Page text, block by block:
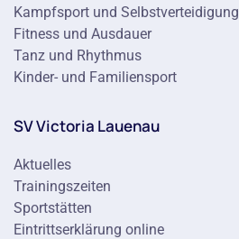
Kampfsport und Selbstverteidigung
Fitness und Ausdauer
Tanz und Rhythmus
Kinder- und Familiensport
SV Victoria Lauenau
Aktuelles
Trainingszeiten
Sportstätten
Eintrittserklärung online